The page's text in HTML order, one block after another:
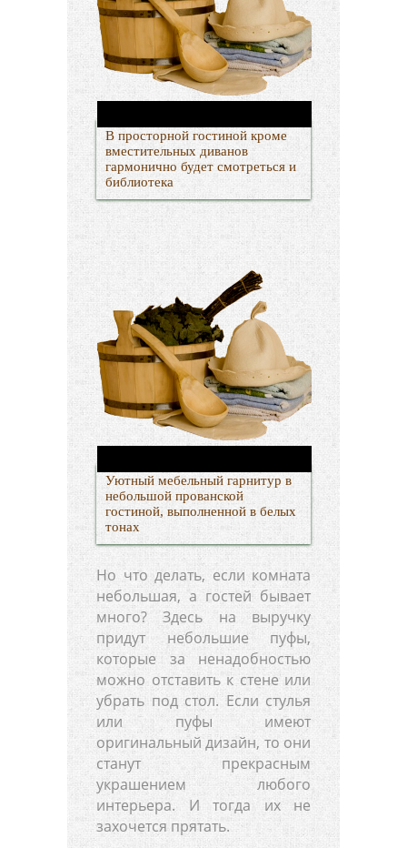
В просторной гостиной кроме
вместительных диванов
гармонично будет смотреться и
библиотека
Уютный мебельный гарнитур в
небольшой прованской
гостиной, выполненной в белых
тонах
Но что делать, если комната
небольшая, а гостей бывает
много? Здесь на выручку
придут небольшие пуфы,
которые за ненадобностью
можно отставить к стене или
убрать под стол. Если стулья
или пуфы имеют
оригинальный дизайн, то они
станут прекрасным
украшением любого
интерьера. И тогда их не
захочется прятать.